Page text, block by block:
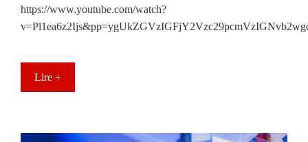
https://www.youtube.com/watch?
Lire +